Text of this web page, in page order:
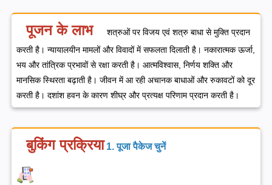
पूजन के लाभ
शत्रुओं पर विजय एवं शत्रु बाधा से मुक्ति प्रदान
करती है। न्यायालयीन मामलों और विवादों में सफलता दिलाती है। नकारात्मक ऊर्जा,
भय और तांत्रिक प्रभावों से रक्षा करती है। आत्मविश्वास, निर्णय शक्ति और
मानसिक स्थिरता बढ़ाती है। जीवन में आ रही अचानक बाधाओं और रुकावटों को दूर
करती है। दशांश हवन के कारण शीघ्र और प्रत्यक्ष परिणाम प्रदान करती है।
बुकिंग प्रक्रिया 1. पूजा पैकेज चुनें